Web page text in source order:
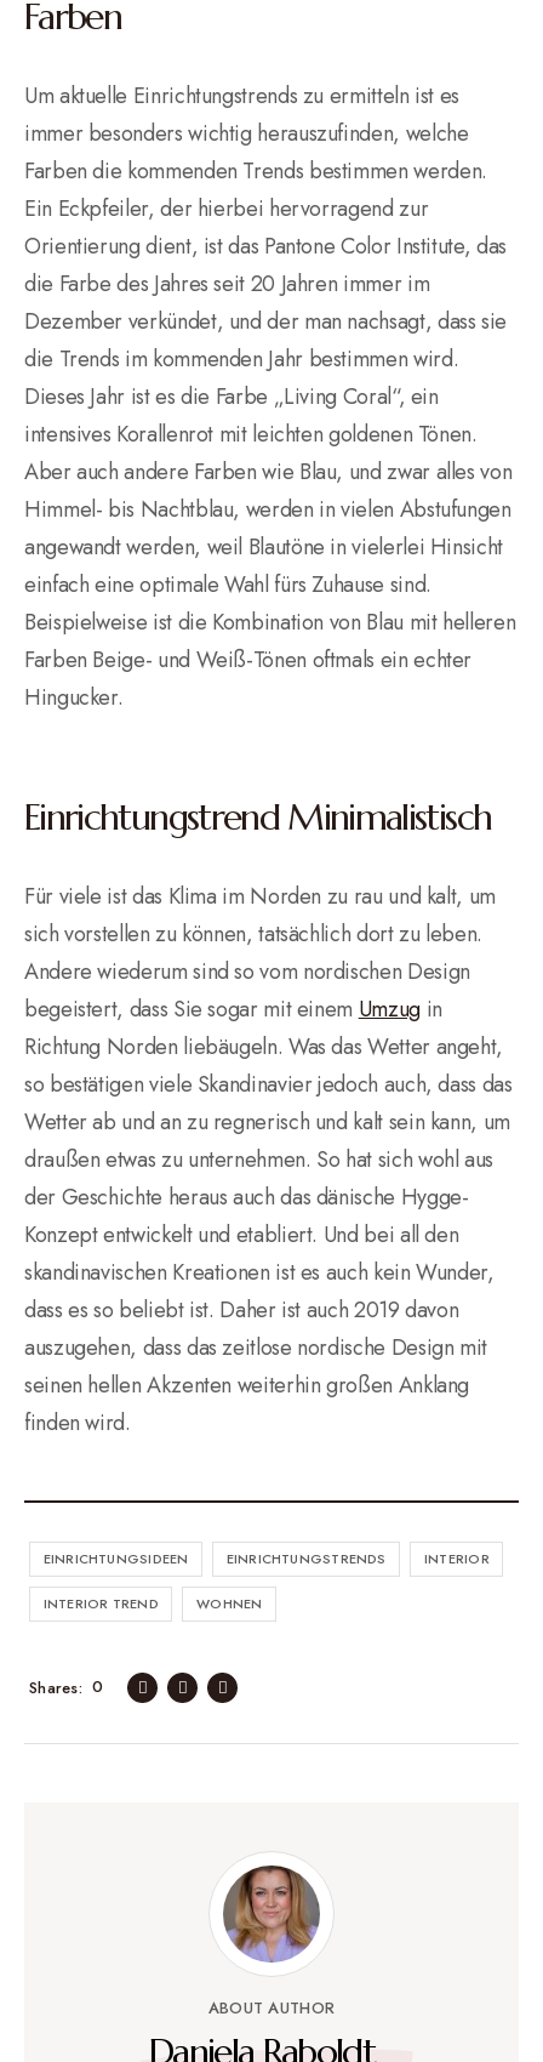
Farben
Um aktuelle Einrichtungstrends zu ermitteln ist es
immer besonders wichtig herauszufinden, welche
Farben die kommenden Trends bestimmen werden.
Ein Eckpfeiler, der hierbei hervorragend zur
Orientierung dient, ist das Pantone Color Institute, das
die Farbe des Jahres seit 20 Jahren immer im
Dezember verkündet, und der man nachsagt, dass sie
die Trends im kommenden Jahr bestimmen wird.
Dieses Jahr ist es die Farbe „Living Coral“, ein
intensives Korallenrot mit leichten goldenen Tönen.
Aber auch andere Farben wie Blau, und zwar alles von
Himmel- bis Nachtblau, werden in vielen Abstufungen
angewandt werden, weil Blautöne in vielerlei Hinsicht
einfach eine optimale Wahl fürs Zuhause sind.
Beispielweise ist die Kombination von Blau mit helleren
Farben Beige- und Weiß-Tönen oftmals ein echter
Hingucker.
Einrichtungstrend Minimalistisch
Für viele ist das Klima im Norden zu rau und kalt, um
sich vorstellen zu können, tatsächlich dort zu leben.
Andere wiederum sind so vom nordischen Design
begeistert, dass Sie sogar mit einem Umzugin
Richtung Norden liebäugeln. Was das Wetter angeht,
so bestätigen viele Skandinavier jedoch auch, dass das
Wetter ab und an zu regnerisch und kalt sein kann, um
draußen etwas zu unternehmen. So hat sich wohl aus
der Geschichte heraus auch das dänische Hygge-
Konzept entwickelt und etabliert. Und bei all den
skandinavischen Kreationen ist es auch kein Wunder,
dass es so beliebt ist. Daher ist auch 2019 davon
auszugehen, dass das zeitlose nordische Design mit
seinen hellen Akzenten weiterhin großen Anklang
finden wird.
EINRICHTUNGSIDEEN EINRICHTUNGSTRENDS INTERIOR
INTERIOR TREND WOHNEN
0
Shares
ABOUT AUTHOR
Daniela Raboldt